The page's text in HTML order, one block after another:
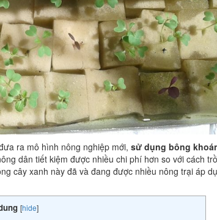
ra mô hình nông nghiệp mới, sử dụng bông
dân tiết kiệm được nhiều chi phí hơn so với cách
cây xanh này đã và đang được nhiều nông trại áp
[hide]